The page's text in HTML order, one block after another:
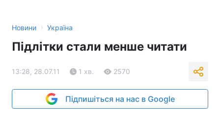
Новини › Україна
Підлітки стали менше читати
13:28, 28.07.11 1 хв. 2570
Підпишіться на нас в Google